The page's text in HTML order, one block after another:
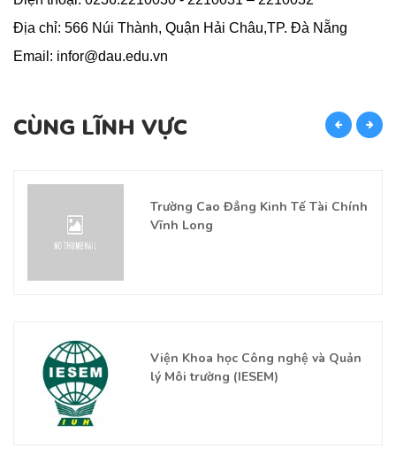
Địa chỉ: 566 Núi Thành, Quận Hải Châu,TP. Đà Nẵng
Email: infor@dau.edu.vn
CÙNG LĨNH VỰC
Trường Cao Đẳng Kinh Tế Tài Chính
Vĩnh Long
Viện Khoa học Công nghệ và Quản
lý Môi trường (IESEM)